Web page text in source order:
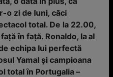
o zi de luni, căci
total. De la 22.00,
ȋn faţă. Ronaldo, la al
echipa lui perfectă
Yamal și campioana
total ȋn Portugalia –